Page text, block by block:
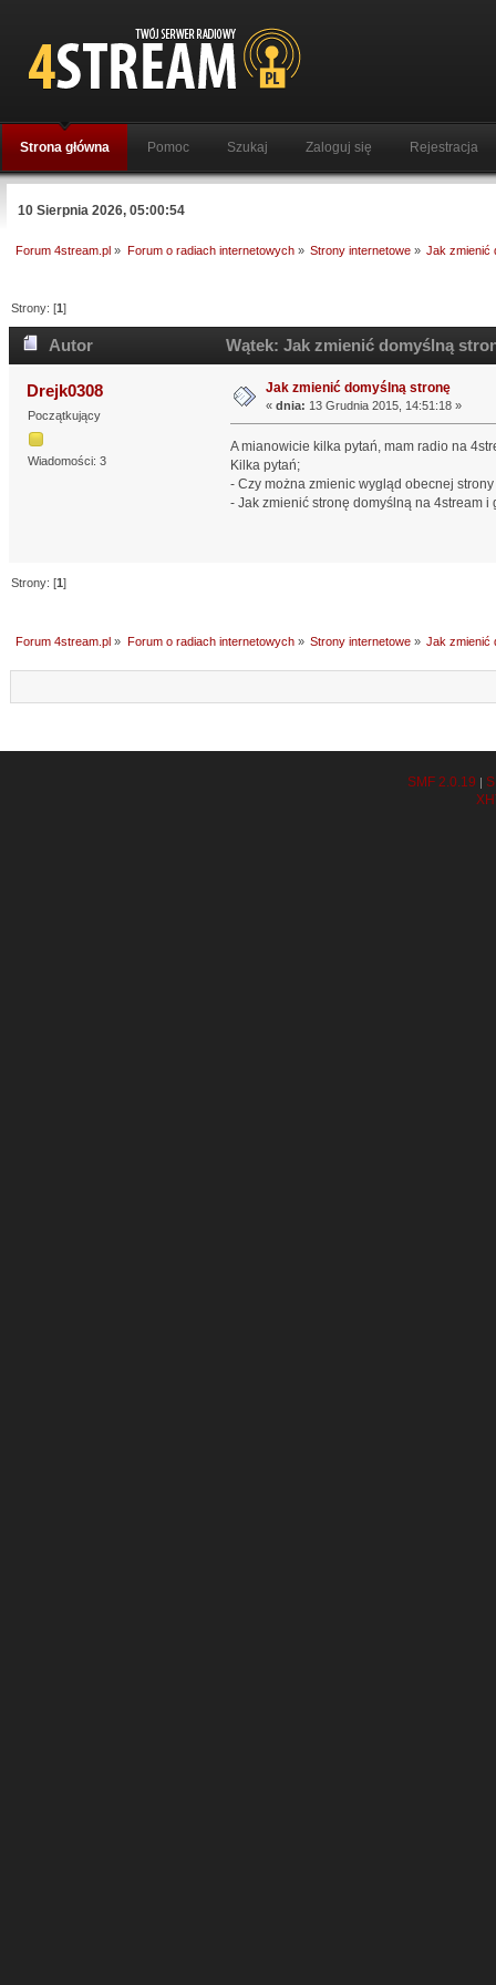
Strona główna Pomoc Szukaj Zaloguj się Rejestracja
10 Sierpnia 2026, 05:00:54
Forum 4stream.pl » Forum o radiach internetowych» Strony internetowe» Jak zmienić
Strony: [1]
Autor Wątek: Jak zmienić domyślną
Drejk0308
Początkujący
Wiadomości: 3
Jak zmienić domyślną stronę
« dnia: 13 Grudnia 2015, 14:51:18 »
A mianowicie kilka pytań, mam radio na
Kilka pytań;
- Czy można zmienic wygląd obecnej strony
- Jak zmienić stronę domyślną na 4stream i
Strony: [1]
Forum 4stream.pl » Forum o radiach internetowych» Strony internetowe» Jak zmienić
SMF 2.0.19 |